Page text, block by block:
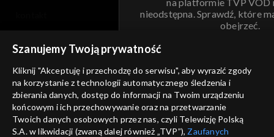
nieodstępna. Sprawdź, które
obejrzeć.
ANULUJ
informacje o dostawcy usług
Szanujemy Twoją prywatność
Kliknij "Akceptuję i przechodzę do serwisu", aby wyrazić zgody
na korzystanie z technologii automatycznego śledzenia i
zbierania danych, dostęp do informacji na Twoim urządzeniu
końcowym i ich przechowywanie oraz na przetwarzanie
Twoich danych osobowych przez nas, czyli Telewizję Polską
S.A. w likwidacji (zwaną dalej również „TVP”), Zaufanych